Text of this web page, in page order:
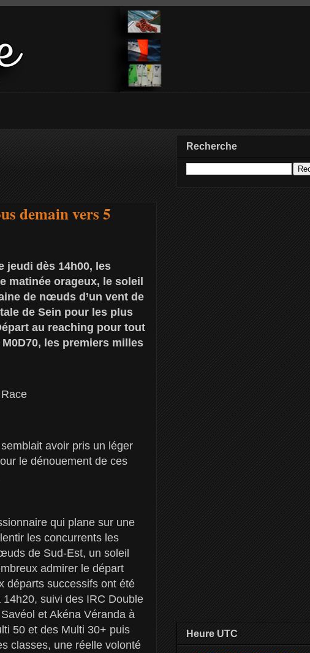
demain vers 5
jeudi dès 14h00, les
matinée orageux, le soleil
de nœuds d’un vent de
de Sein pour les plus
au reaching pour tout
les premiers milles
avoir pris un léger
le dénouement de ces
qui plane sur une
les concurrents les
de Sud-Est, un soleil
admirer le départ
départs successifs ont été
suivi des IRC Double
et Akéna Véranda à
50 et des Multi 30+ puis
classes, une réelle volonté
Recherche
Heure UTC